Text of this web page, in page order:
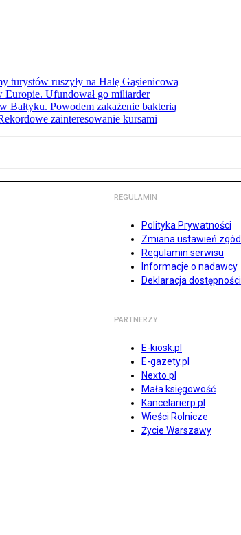
turystów ruszyły na Halę Gąsienicową
Ufundował go miliarder
Bałtyku. Powodem zakażenie bakterią
zainteresowanie kursami
REGULAMIN
Polityka Prywatności
Zmiana ustawień zgód
Regulamin serwisu
Informacje o nadawcy
Deklaracja dostępności
PARTNERZY
E-kiosk.pl
E-gazety.pl
Nexto.pl
Mała księgowość
Kancelarierp.pl
Wieści Rolnicze
Życie Warszawy